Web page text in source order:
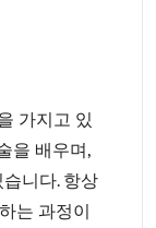
가지고 있
을 배우며,
니다. 항상
는 과정이